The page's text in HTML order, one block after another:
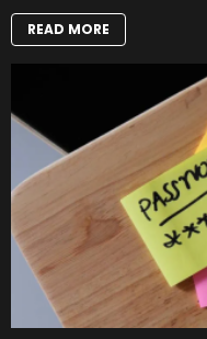
READ MORE